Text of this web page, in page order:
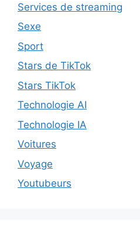
Services de streaming
Sexe
Sport
Stars de TikTok
Stars TikTok
Technologie AI
Technologie IA
Voitures
Voyage
Youtubeurs